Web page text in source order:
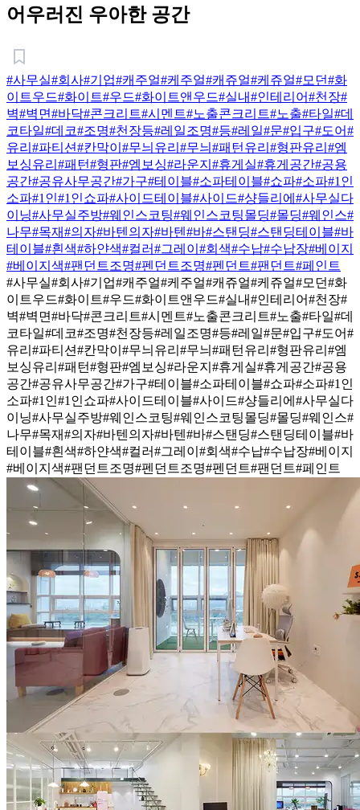
어우러진 우아한 공간
#사무실#회사#기업#캐주얼#케주얼#캐쥬얼#케쥬얼#모던#화
이트우드#화이트#우드#화이트앤우드#실내#인테리어#천장#
벽#벽면#바닥#콘크리트#시멘트#노출콘크리트#노출#타일#데
코타일#데코#조명#천장등#레일조명#등#레일#문#입구#도어#
유리 #파티션#칸막이 #무늬유리 #무늬 #패턴유리 #형판유리 #엠
보싱유리 #패턴#형판#엠보싱#라운지 #휴게실#휴게공간#공용
공간#공유사무공간#가구#테이블#소파테이블#쇼파#소파#1인
소파#1인#1인쇼파#사이드테이블#사이드#샹들리에 #사무실다
이닝#사무실주방#웨인스코팅#웨인스코팅몰딩#몰딩#웨인스#
나무#목재#의자#바텐의자#바텐 #바#스탠딩#스탠딩테이블#바
테이블#흰색#하얀색#컬러#그레이 #회색#수납#수납장#베이지
#베이지색#팬던트조명#펜던트조명#펜던트#팬던트#페인트
#사무실#회사#기업#캐주얼#케주얼#캐쥬얼#케쥬얼#모던#화
이트우드#화이트#우드#화이트앤우드#실내#인테리어#천장#
벽#벽면#바닥#콘크리트#시멘트#노출콘크리트#노출#타일#데
코타일#데코#조명#천장등#레일조명#등#레일#문#입구#도어#
유리 #파티션#칸막이 #무늬유리 #무늬 #패턴유리 #형판유리 #엠
보싱유리 #패턴#형판#엠보싱#라운지 #휴게실#휴게공간#공용
공간#공유사무공간#가구#테이블#소파테이블#쇼파#소파#1인
소파#1인#1인쇼파#사이드테이블#사이드#샹들리에 #사무실다
이닝#사무실주방#웨인스코팅#웨인스코팅몰딩#몰딩#웨인스#
나무#목재#의자#바텐의자#바텐 #바#스탠딩#스탠딩테이블#바
테이블#흰색#하얀색#컬러#그레이 #회색#수납#수납장#베이지
#베이지색#팬던트조명#펜던트조명#펜던트#팬던트#페인트